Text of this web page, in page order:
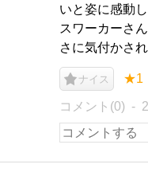
いと姿に感動
スワーカーさ
さに気付かされ
ナイス ★1
コメント(0)